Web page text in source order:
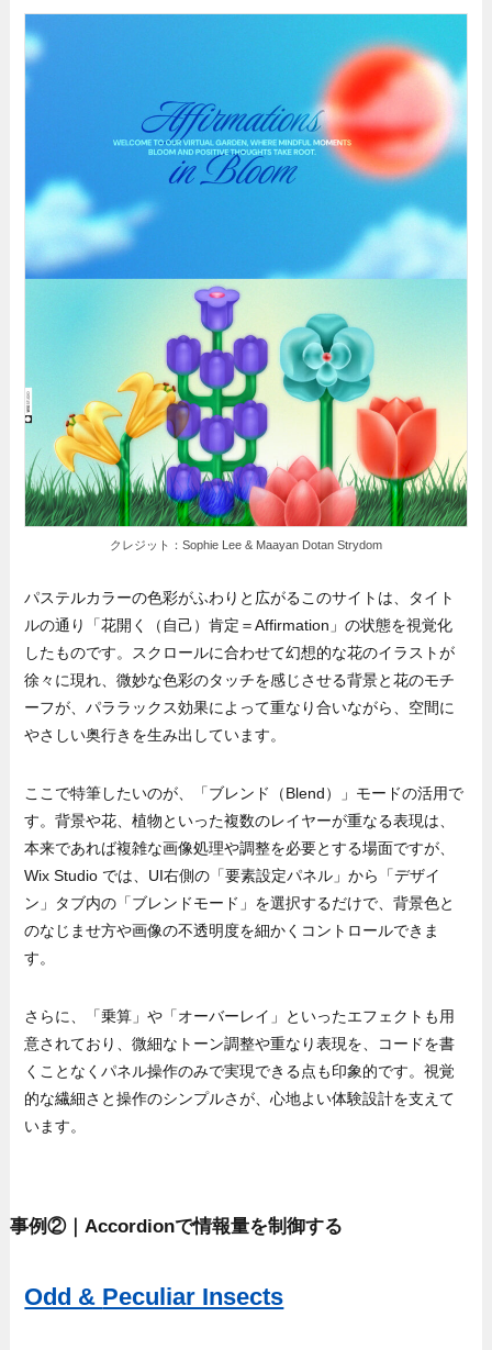
クレジット：Sophie Lee & Maayan Dotan Strydom
パステルカラーの色彩がふわりと広がるこのサイトは、タイト
ルの通り「花開く（自己）肯定＝Affirmation」の状態を視覚化
したものです。スクロールに合わせて幻想的な花のイラストが
徐々に現れ、微妙な色彩のタッチを感じさせる背景と花のモチ
ーフが、パララックス効果によって重なり合いながら、空間に
やさしい奥行きを生み出しています。
ここで特筆したいのが、「ブレンド（Blend）」モードの活用で
す。背景や花、植物といった複数のレイヤーが重なる表現は、
本来であれば複雑な画像処理や調整を必要とする場面ですが、
Wix Studio では、UI右側の「要素設定パネル」から「デザイ
ン」タブ内の「ブレンドモード」を選択するだけで、背景色と
のなじませ方や画像の不透明度を細かくコントロールできま
す。
さらに、「乗算」や「オーバーレイ」といったエフェクトも用
意されており、微細なトーン調整や重なり表現を、コードを書
くことなくパネル操作のみで実現できる点も印象的です。視覚
的な繊細さと操作のシンプルさが、心地よい体験設計を支えて
います。
事例②｜Accordionで情報量を制御する
Odd & Peculiar Insects